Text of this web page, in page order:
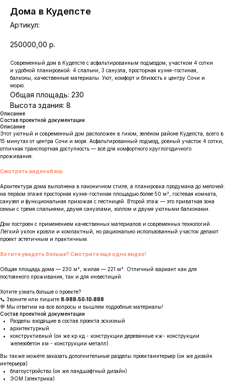
Дома в Кудепсте
Артикул:
250000,00 р.
Современный дом в Кудепсте с асфальтированным подъездом, участком 4 сотки
и удобной планировкой: 4 спальни, 3 санузла, просторная кухня-гостиная,
балконы, качественные материалы. Уют, комфорт и близость к центру Сочи и
морю.
Общая площадь: 230
Высота здания: 8
Описание
Состав проектной документации
Описание
Этот уютный и современный дом расположен в тихом, зелёном районе Кудепста, всего в
15 минутах от центра Сочи и моря. Асфальтированный подъезд, ровный участок 4 сотки,
отличная транспортная доступность — всё для комфортного круглогодичного
проживания.
Смотреть видеообзор
Архитектура дома выполнена в лаконичном стиле, а планировка продумана до мелочей:
на первом этаже просторная кухня-гостиная площадью более 50 м², гостевая комната,
санузел и функциональная прихожая с лестницей. Второй этаж — это приватная зона
семьи с тремя спальнями, двумя санузлами, холлом и двумя уютными балконами.
Дом построен с применением качественных материалов и современных технологий.
Лёгкий уклон кровли и компактный, но рационально использованный участок делают
проект эстетичным и практичным.
Хотите увидеть больше? Смотрите еще одно видео!
Общая площадь дома — 230 м², жилая — 221 м². Отличный вариант как для
постоянного проживания, так и для инвестиций.
Хотите узнать больше о проекте?
📞 Звоните или пишите 8‑988‑50‑10‑888
💬 Мы ответим на все вопросы и вышлем подробные материалы!
Состав проектной документации
Разделы входящие в состав проекта:эскизный
архитектурный
конструктивный (он же кр кд - конструкции деревянные кж- конструкции
железобетон км - конструкции металл)
Вы также можете заказать дополнительные разделы проектаинтерьер (он же дизайн
интерьера)
благоустройство (он же ландшафтный дизайн)
ЭОМ (электрика)